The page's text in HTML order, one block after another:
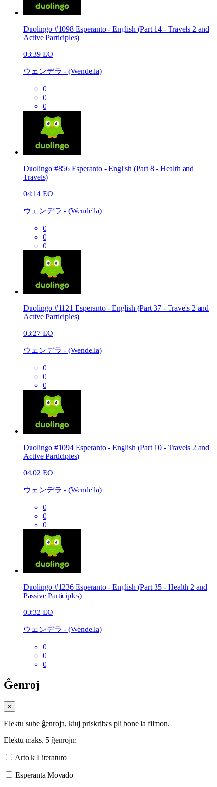
Duolingo #1098 Esperanto - English (Part 14 - Travels 2 and
Active Participles)
03:39 EO
ウェンデラ - (Wendella)
0
0
0
Duolingo #856 Esperanto - English (Part 8 - Health and
Travels)
04:14 EO
ウェンデラ - (Wendella)
0
0
0
Duolingo #1121 Esperanto - English (Part 37 - Travels 2 and
Active Participles)
03:27 EO
ウェンデラ - (Wendella)
0
0
0
Duolingo #1094 Esperanto - English (Part 10 - Travels 2 and
Active Participles)
04:02 EO
ウェンデラ - (Wendella)
0
0
0
Duolingo #1236 Esperanto - English (Part 35 - Health 2 and
Passive Participles)
03:32 EO
ウェンデラ - (Wendella)
0
0
0
Ĝenroj
×
Elektu sube ĝenrojn, kiuj priskribas pli bone la filmon.
Elektu maks. 5 ĝenrojn:
Arto k Literaturo
Esperanta Movado